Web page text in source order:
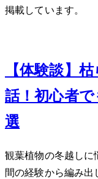
掲載しています。
【体験談】
話！初心者で
選
観葉植物の冬越しに
間の経験から編み出